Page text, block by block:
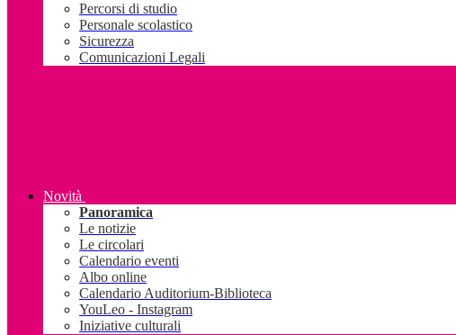
Percorsi di studio
Personale scolastico
Sicurezza
Comunicazioni Legali
Novità
Panoramica
Le notizie
Le circolari
Calendario eventi
Albo online
Calendario Auditorium-Biblioteca
YouLeo - Instagram
Iniziative culturali